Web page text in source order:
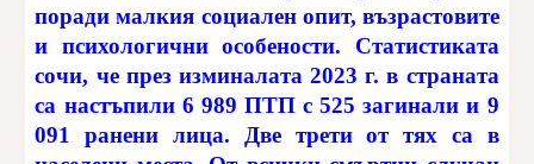
поради малкия социален опит, възрастовите
и психологични особености. Статистиката
сочи, че през изминалата 2023 г. в страната
са настъпили 6 989 ПТП с 525 загинали и 9
091 ранени лица. Две трети от тях са в